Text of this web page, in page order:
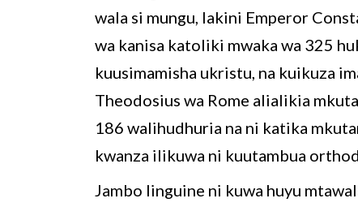
wala si mungu, lakini Emperor
wa kanisa katoliki mwaka wa 325
kuusimamisha ukristu, na kuikuza
Theodosius wa Rome alialikia
186 walihudhuria na ni katika
kwanza ilikuwa ni kuutambua
Jambo linguine ni kuwa huyu